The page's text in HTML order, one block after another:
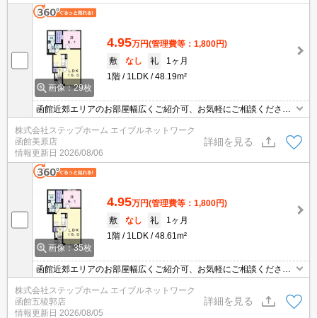
画像：29枚
4.95万円(管理費等：1,800円)
敷
なし 礼
1ヶ月
1階
1LDK 48.19m²
函館近郊エリアのお部屋幅広くご紹介可、お気軽にご相談くださ
株式会社ステップホーム エイブルネットワーク
函館美原店
情報更新日 2026/08/06
詳細を見る
画像：35枚
4.95万円(管理費等：1,800円)
敷
なし 礼
1ヶ月
1階
1LDK 48.61m²
函館近郊エリアのお部屋幅広くご紹介可、お気軽にご相談くださ
い インターネット無料！エアコン付き！ウォークインクローゼッ
トにはお洋服もたくさん収納できますよ♪
株式会社ステップホーム エイブルネットワーク
函館五稜郭店
情報更新日 2026/08/05
詳細を見る